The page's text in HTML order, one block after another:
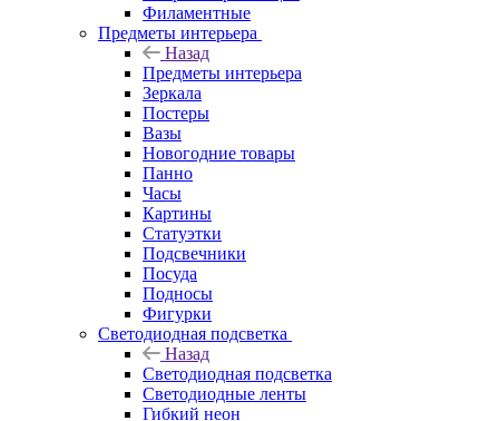
Филаментные
Предметы интерьера
Назад
Предметы интерьера
Зеркала
Постеры
Вазы
Новогодние товары
Панно
Часы
Картины
Статуэтки
Подсвечники
Посуда
Подносы
Фигурки
Светодиодная подсветка
Назад
Светодиодная подсветка
Светодиодные ленты
Гибкий неон